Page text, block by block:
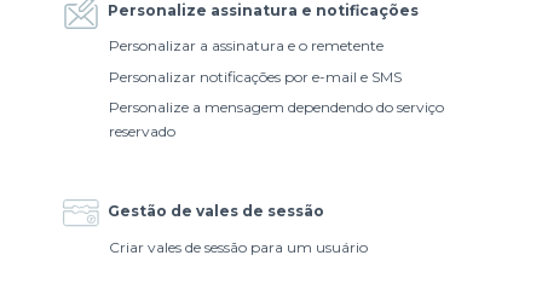
Personalize assinatura e notificações
Personalizar a assinatura e o remetente
Personalizar notificações por e-mail e SMS
Personalize a mensagem dependendo do serviço
reservado
Gestão de vales de sessão
Criar vales de sessão para um usuário